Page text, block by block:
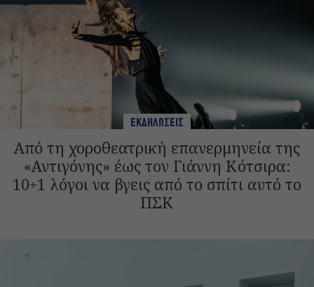
ΕΚΔΗΛΩΣΕΙΣ
Από τη χοροθεατρική επανερμηνεία της
«Αντιγόνης» έως τον Γιάννη Κότσιρα:
10+1 λόγοι να βγεις από το σπίτι αυτό το
ΠΣΚ